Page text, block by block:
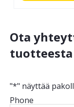
Ota
tuotteesta
"*" näyttää
Phone